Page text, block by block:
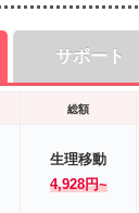
総額
生理移動
4,928円~
サポート